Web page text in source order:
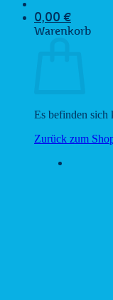
0,00 €
Warenkorb
Es befinden sich
Zurück zum